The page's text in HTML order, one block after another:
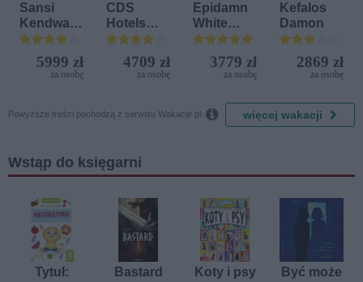
Sansi
Kendwa
Beach
Resort
5999 zł
za osobę
CDS
Hotels
Terrasini
(ex. Citta
del Mare)
4709 zł
za osobę
Epidamn
White
Sensation
3779 zł
za osobę
Kefalos
Damon
2869 zł
za osobę
Powyższe treści pochodzą z serwisu Wakacje.pl.  więcej wakacji
Wstąp do księgarni
Tytuł:
Bastard Koty i psy
Być może